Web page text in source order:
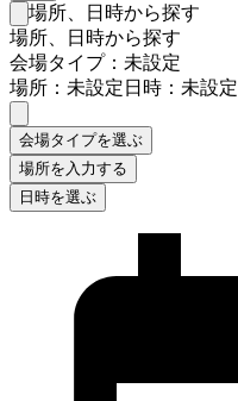
検索フォームを閉じる
場所、日時から探す
場所、日時から探す
会場タイプ：未設定
場所：未設定日時：未設定
会場タイプを選ぶ
場所を入力する
日時を選ぶ